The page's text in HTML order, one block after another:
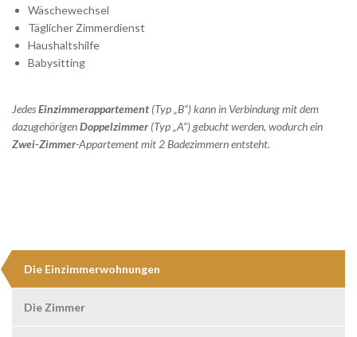
Wäschewechsel
Täglicher Zimmerdienst
Haushaltshilfe
Babysitting
JedesEinzimmerappartement (Typ „B“) kann in Verbindung mit dem
dazugehörigenDoppelzimmer(Typ „A“) gebucht werden, wodurch ein
Zwei-Zimmer-Appartement mit 2 Badezimmern entsteht.
Die Einzimmerwohnungen
Die Zimmer